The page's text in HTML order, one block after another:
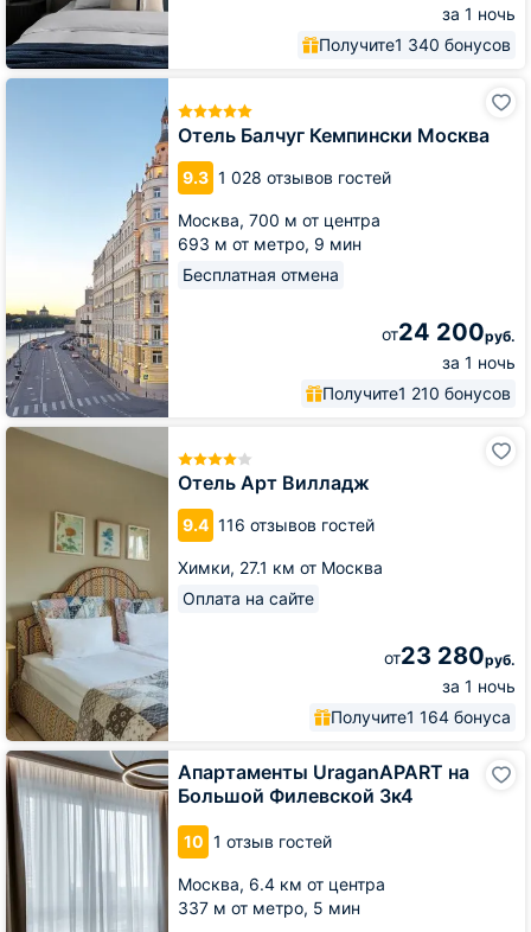
за 1 ночь
Получите1 340 бонусов
Отель Балчуг Кемпински Москва
9.3 1 028 отзывов гостей
Москва, 700 м от центра
693 м от метро, 9 мин
Бесплатная отмена
от24 200руб.
за 1 ночь
Получите1 210 бонусов
Отель
Отель Арт Вилладж
9.4 116 отзывов гостей
Химки, 27.1 км от Москва
Оплата на сайте
от23 280руб.
за 1 ночь
Получите1 164 бонуса
Отель
Апартаменты UraganAPART на
Большой Филевской 3к4
10 1 отзыв гостей
Москва, 6.4 км от центра
337 м от метро, 5 мин
Апартаменты
UraganAPART
на
Большой
Филевской
3к4